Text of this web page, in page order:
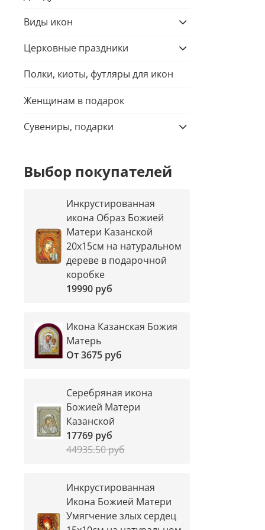
Виды икон
Церковные праздники
Полки, киоты, футляры для икон
Женщинам в подарок
Сувениры, подарки
Выбор покупателей
Инкрустированная
икона Образ Божией
Матери Казанской
20х15см на натуральном
дереве в подарочной
коробке
19990 руб
Икона Казанская Божия
Матерь
От3675 руб
Серебряная икона
Божией Матери
Казанской
17769 руб
44935.50 руб
Инкрустированная
Икона Божией Матери
Умягчение злых сердец